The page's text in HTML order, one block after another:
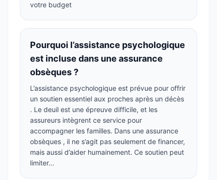
votre budget
Pourquoi l’assistance psychologique
est incluse dans une assurance
obsèques ?
L’assistance psychologique est prévue pour offrir
un soutien essentiel aux proches après un décès
. Le deuil est une épreuve difficile, et les
assureurs intègrent ce service pour
accompagner les familles. Dans une assurance
obsèques , il ne s’agit pas seulement de financer,
mais aussi d’aider humainement. Ce soutien peut
limiter...